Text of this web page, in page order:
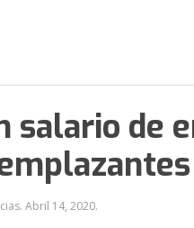
salario de
Abril 14, 2020.